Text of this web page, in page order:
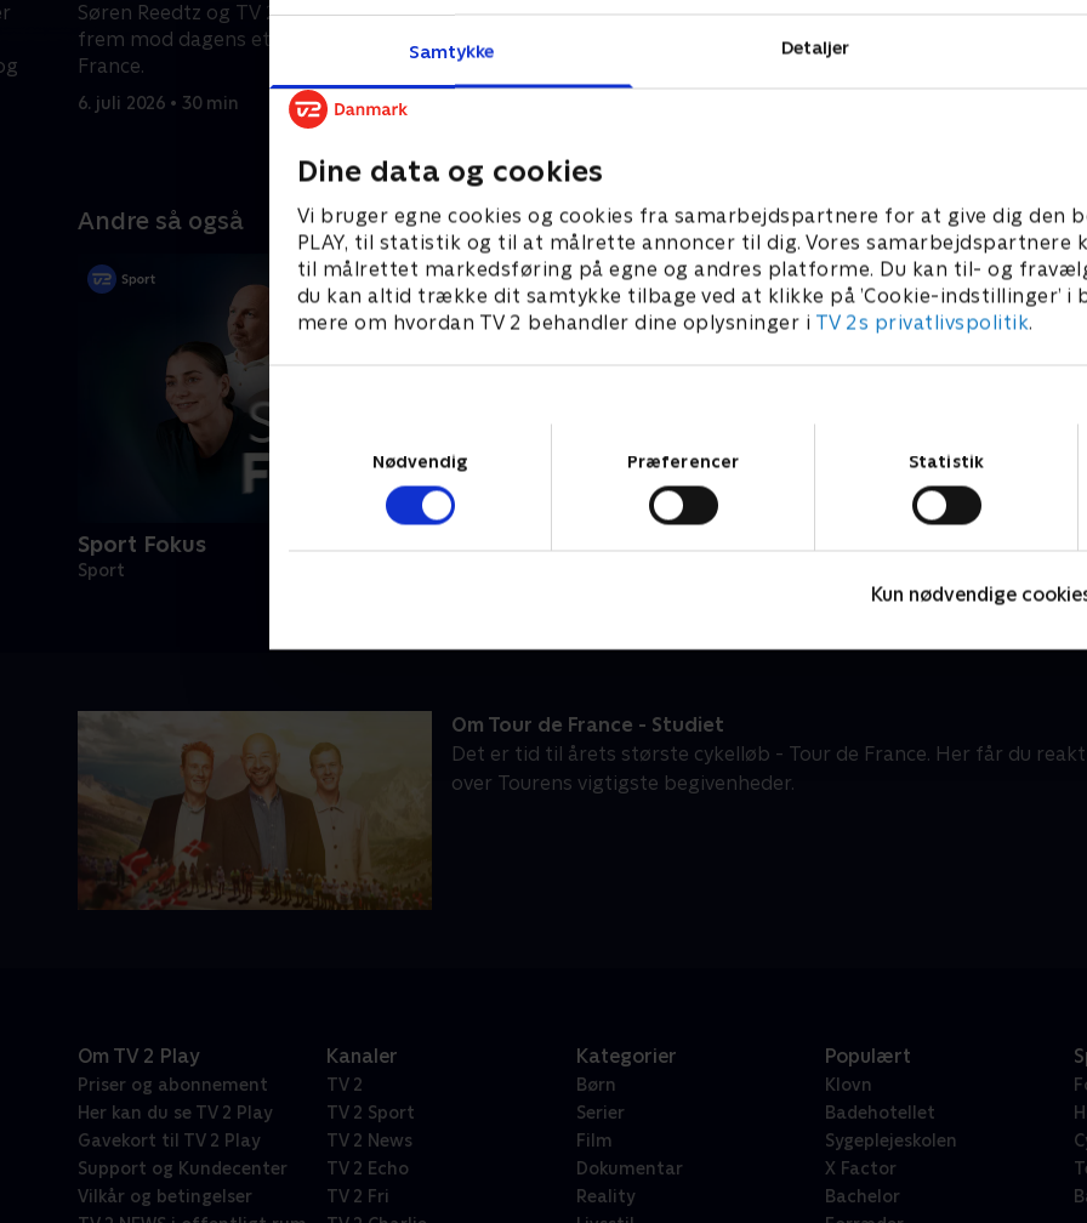
Samtykke Detaljer
Dine data og cookies
Vi bruger egne cookies og cookies fra samarbejdspartnere for at give dig den
PLAY, til statistik og til at målrette annoncer til dig. Vores samarbejdspartnere
til målrettet markedsføring på egne og andres platforme. Du kan til- og
du kan altid trække dit samtykke tilbage ved at klikke på ’Cookie-indstillinger’ i
mere om hvordan TV 2 behandler dine oplysninger i TV 2s privatlivspolitik.
Nødvendig
Præferencer Statistik
Kun nødvendige
Søren Reedtz og TV 2s eksperter ser
frem mod dagens etape i Tour de
France.
6. juli 2026 • 30 min
Søren Reedtz og TV 2s eksperter
giver en update på de vigtigste
begivenheder i Tour de France, og
hvad vi skal forvente os af de
frem mod dagens etape i
Andre så også
Sport Fokus
Sport
Om Tour de France - Studiet
Det er tid til årets største cykelløb - Tour de France. Her får du
over Tourens vigtigste begivenheder.
Om TV 2 Play
Priser og abonnement
Her kan du se TV 2 Play
Gavekort til TV 2 Play
Support og Kundecenter
Vilkår og betingelser
Kanaler
TV 2
TV 2 Sport
TV 2 News
TV 2 Echo
TV 2 Fri
Kategorier
Børn
Serier
Film
Dokumentar
Reality
Populært
Klovn
Badehotellet
Sygeplejeskolen
X Factor
Bachelor